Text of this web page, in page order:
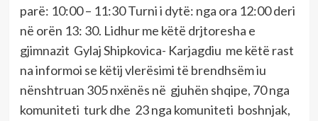
parë: 10:00 – 11:30 Turni i dytë: nga ora 12:00 deri
në orën 13: 30. Lidhur me këtë drjtoresha e
gjimnazit Gylaj Shipkovica- Karjagdiu me këtë rast
na informoi se këtij vlerësimi të brendhsëm iu
nënshtruan 305 nxënës në gjuhën shqipe, 70 nga
komuniteti turk dhe 23 nga komuniteti boshnjak,